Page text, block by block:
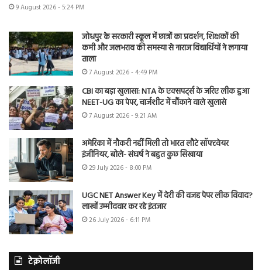
9 August 2026 - 5:24 PM
जोधपुर के सरकारी स्कूल में छात्रों का प्रदर्शन, शिक्षकों की
कमी और जलभराव की समस्या से नाराज विद्यार्थियों ने लगाया
ताला
7 August 2026 - 4:49 PM
CBI का बड़ा खुलासा: NTA के एक्सपर्ट्स के जरिए लीक हुआ
NEET-UG का पेपर, चार्जशीट में चौंकाने वाले खुलासे
7 August 2026 - 9:21 AM
अमेरिका में नौकरी नहीं मिली तो भारत लौटे सॉफ्टवेयर
इंजीनियर, बोले- संघर्ष ने बहुत कुछ सिखाया
29 July 2026 - 8:00 PM
UGC NET Answer Key में देरी की वजह पेपर लीक विवाद?
लाखों उम्मीदवार कर रहे इंतजार
26 July 2026 - 6:11 PM
टेक्नोलॉजी